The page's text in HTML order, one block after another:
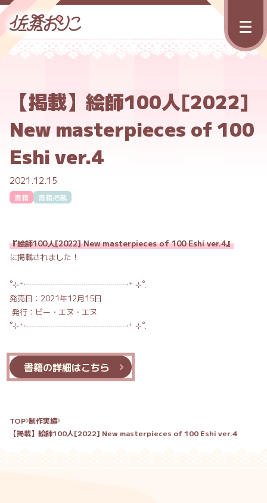
【掲載】絵師100人[2022]
New masterpieces of 100
Eshi ver.4
2021.12.15
書籍 書籍掲載
『絵師100人[2022] New masterpieces of 100 Eshi ver.4』
に掲載されました！
˚⊹⁺‧┈┈┈┈┈┈┈┈┈┈┈┈┈‧⁺ ⊹˚.
発売日：2021年12月15日
発行： ビー・エヌ・エヌ
˚⊹⁺‧┈┈┈┈┈┈┈┈┈┈┈┈┈‧⁺ ⊹˚.
書籍の詳細はこちら
TOP 制作実績
【掲載】絵師100人[2022] New masterpieces of 100 Eshi ver.4